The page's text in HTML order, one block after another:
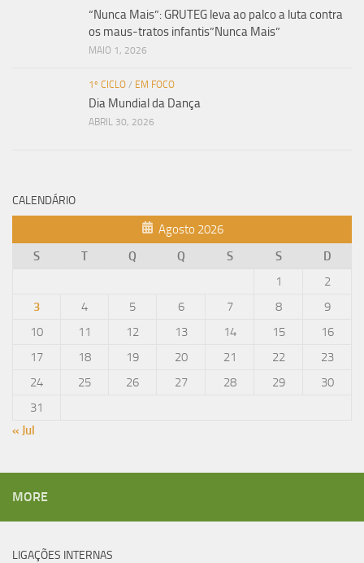
“Nunca Mais”: GRUTEG leva ao palco a luta contra
os maus-tratos infantis”Nunca Mais”
MAIO 1, 2026
1º CICLO / EM FOCO
Dia Mundial da Dança
ABRIL 30, 2026
CALENDÁRIO
Agosto 2026
S
T Q Q S S
D
1
2
3
4 5 6 7 8
9
10
11 12 13 14 15
16
17
18 19 20 21 22
23
24
25 26 27 28 29
30
31
« Jul
MORE
LIGAÇÕES INTERNAS